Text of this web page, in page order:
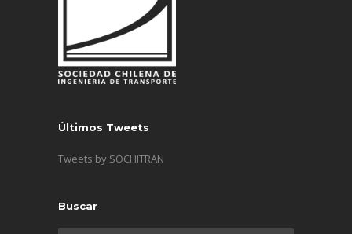
Últimos Tweets
Tweets by SOCHITRAN
Buscar